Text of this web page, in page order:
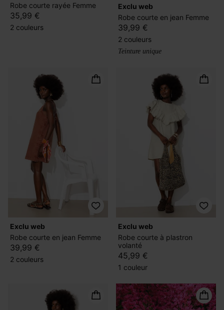
Robe courte rayée Femme
35,99 €
2 couleurs
exclu web
Robe courte en jean Femme
39,99 €
2 couleurs
Teinture unique
exclu web
Robe courte en jean Femme
39,99 €
2 couleurs
exclu web
Robe courte à plastron
volanté
45,99 €
1 couleur